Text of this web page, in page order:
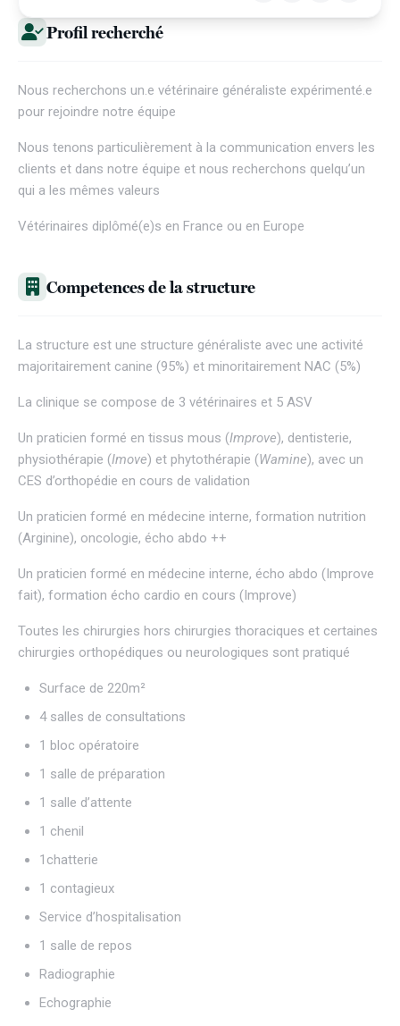
Profil recherché
Nous recherchons un.e vétérinaire généraliste expérimenté.e
pour rejoindre notre équipe
Nous tenons particulièrement à la communication envers les
clients et dans notre équipe et nous recherchons quelqu’un
qui a les mêmes valeurs
Vétérinaires diplômé(e)s en France ou en Europe
Competences de la structure
La structure est une structure généraliste avec une activité
majoritairement canine (95%) et minoritairement NAC (5%)
La clinique se compose de 3 vétérinaires et 5 ASV
Un praticien formé en tissus mous (Improve), dentisterie,
physiothérapie (Imove) et phytothérapie (Wamine), avec un
CES d’orthopédie en cours de validation
Un praticien formé en médecine interne, formation nutrition
(Arginine), oncologie, écho abdo ++
Un praticien formé en médecine interne, écho abdo (Improve
fait), formation écho cardio en cours (Improve)
Toutes les chirurgies hors chirurgies thoraciques et certaines
chirurgies orthopédiques ou neurologiques sont pratiqué
Surface de 220m²
4 salles de consultations
1 bloc opératoire
1 salle de préparation
1 salle d’attente
1 chenil
1chatterie
1 contagieux
Service d’hospitalisation
1 salle de repos
Radiographie
Echographie